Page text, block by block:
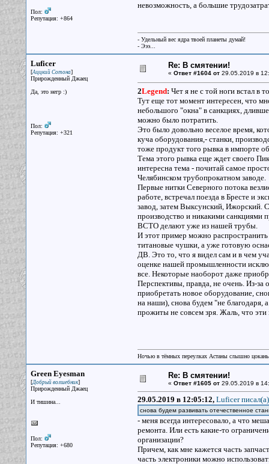
Пол:
Репутация: +864
невозможность, а большие
- Удельный вес ядра твоей планеты думай!
- Эээ...
Luficer
[Аццкий Сотона]
Прирожденный Джаец
Да, это негр :)
Пол:
Репутация: +321
Re: В смятении!
« Ответ #1604 от29.05.2019 в
2Legend: Чет я не с той ноги встал в
Тут еще тот момент интересен, что
небольшого "окна" в санкциях,
можно было потратить.
Это было довольно веселое время,
куча оборудования,- станки,
тоже продукт того рывка в импорте
Тема этого рывка еще ждет своего
интересна тема - почитай самое
Челябинском трубопрокатном заводе.
Первые нитки Северного потока
работе, встречал поезда в Бресте и
завод, затем Выксунский, Ижорский.
производство и никакими санкциями
ВСТО делают уже из нашей трубы.
И этот пример можно
титановые чушки, а уже готовую
ДВ. Это то, что я видел сам и в чем
оценке нашей промышленности
все. Некоторые наоборот даже
Перспективы, правда, не очень. Из-
приобретать новое оборудование,
на наши), снова будем "не благодаря,
прожиты не совсем зря. Жаль, что
Ночью в тёмных переулках Астаны слышно
Green Eyesman
[Добрый волшебник]
Прирожденный Джаец
И тишина...
Пол:
Репутация: +680
Re: В смятении!
« Ответ #1605 от29.05.2019 в
29.05.2019 в 12:05:12, Luficer писал(a)
снова будем развивать отечественное
- меня всегда интересовало, а что
ремонта. Или есть какие-то
организации?
Причем, как мне кажется часть
часть электроники можно